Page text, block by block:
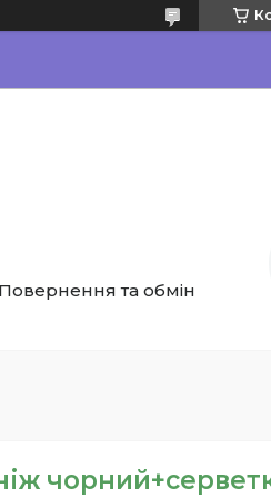
Повернення та обмін